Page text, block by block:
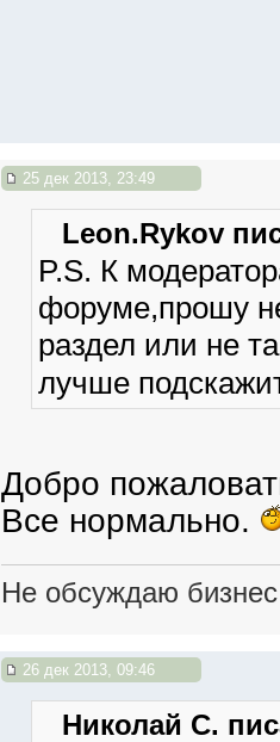
25 дек 2013, 23:49
Leon.Rykov
P.S. К
форуме,прошу
раздел или не
лучше
Добро
Все нормально.
Не обсуждаю
26 дек 2013, 09:46
Николай С.